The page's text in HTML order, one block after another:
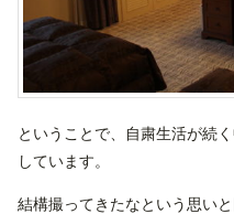
ということで、自粛生活が続
しています。
結構撮ってきたなという思い